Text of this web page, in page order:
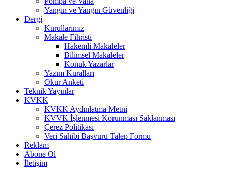
Yangın ve Yangın Güvenliği
Dergi
Kurullarımız
Makale Fihristi
Hakemli Makaleler
Bilimsel Makaleler
Konuk Yazarlar
Yazım Kuralları
Okur Anketi
Teknik Yayınlar
KVKK
KVKK Aydınlatma Metni
KVVK İşlenmesi Korunması Saklanması
Çerez Politikası
Veri Sahibi Başvuru Talep Formu
Reklam
Abone Ol
İletişim